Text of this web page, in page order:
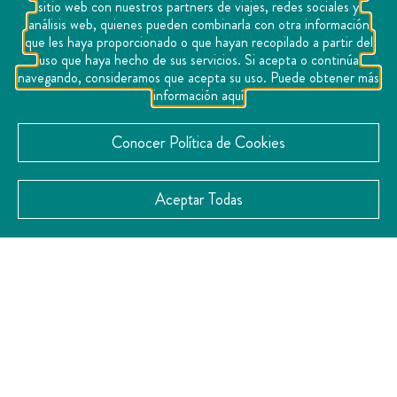
En el Pueblo Mágico de
Tequisquiapan se encuentra esta
hacienda del siglo XVII, en donde la
magia que desprende este
inconfundible recinto lleno de
naturaleza, de sus antepasados,
impregna el ambiente de su boda,
consiguiendo que la velada
resulte inolvidable tanto para los
sitio web con nuestros partners de viajes, redes sociales y
análisis web, quienes pueden combinarla con otra información
que les haya proporcionado o que hayan recopilado a partir del
uso que haya hecho de sus servicios. Si acepta o continúa
navegando, consideramos que acepta su uso. Puede obtener más
información aquí
Conocer Política de Cookies
Aceptar Todas